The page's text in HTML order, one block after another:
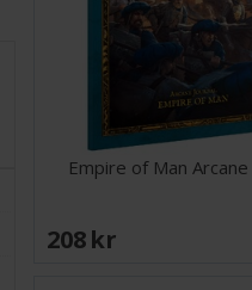
Empire of Man Arcane
208 SEK